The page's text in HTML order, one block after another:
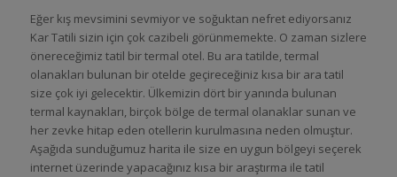
Eğer kış mevsimini sevmiyor ve soğuktan nefret ediyorsanız
Kar Tatili sizin için çok cazibeli görünmemekte. O zaman sizlere
önereceğimiz tatil bir termal otel. Bu ara tatilde, termal
olanakları bulunan bir otelde geçireceğiniz kısa bir ara tatil
size çok iyi gelecektir. Ülkemizin dört bir yanında bulunan
termal kaynakları, birçok bölge de termal olanaklar sunan ve
her zevke hitap eden otellerin kurulmasına neden olmuştur.
Aşağıda sunduğumuz harita ile size en uygun bölgeyi seçerek
internet üzerinde yapacağınız kısa bir araştırma ile tatil